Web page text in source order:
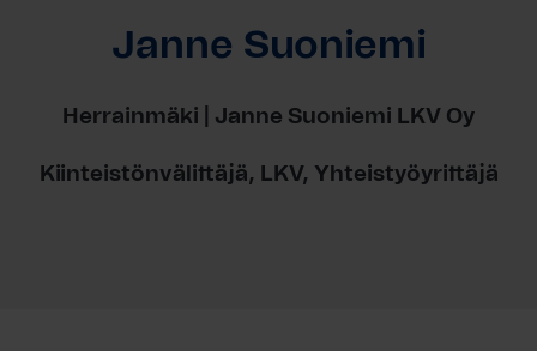
Janne Suoniemi
Herrainmäki | Janne Suoniemi LKV Oy
Kiinteistönvälittäjä, LKV, Yhteistyöyrittäjä